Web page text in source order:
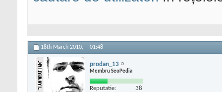
18th March 2010, 01:48
prodan_13
Membru SeoPedia
Reputatie: 38